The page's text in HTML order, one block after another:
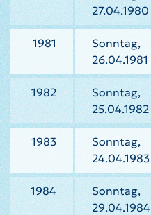
27.04.1980
1981
Sonntag,
26.04.1981
1982
Sonntag,
25.04.1982
1983
Sonntag,
24.04.1983
1984
Sonntag,
29.04.1984